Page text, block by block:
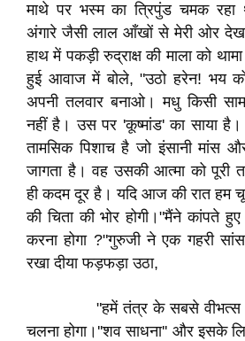
माथे पर भस्म का त्रिपुंड चमक रहा
अंगारे जैसी लाल आँखों से मेरी ओर
हाथ में पकड़ी रुद्राक्ष की माला को
हुई आवाज में बोले, "उठो हरेन! भय
अपनी तलवार बनाओ। मधु किसी
नहीं है। उस पर 'कूष्मांड' का साया
तामसिक पिशाच है जो इंसानी मांस
जागता है। वह उसकी आत्मा को
ही कदम दूर है। यदि आज की रात हम
की चिता की भोर होगी।"​मैंने कांपते
करना होगा ?"​गुरुजी ने एक गहरी
रखा दीया फड़फड़ा उठा,
"हमें तंत्र के सबसे वीभत्स और
चलना होगा।''शव साधना'' और इसके